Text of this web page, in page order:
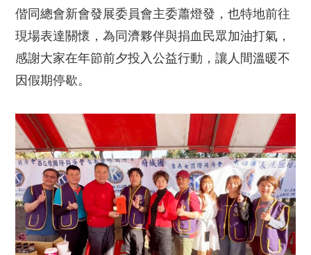
偕同總會新會發展委員會主委蕭燈發，也特地前往
現場表達關懷，為同濟夥伴與捐血民眾加油打氣，
感謝大家在年節前夕投入公益行動，讓人間溫暖不
因假期停歇。